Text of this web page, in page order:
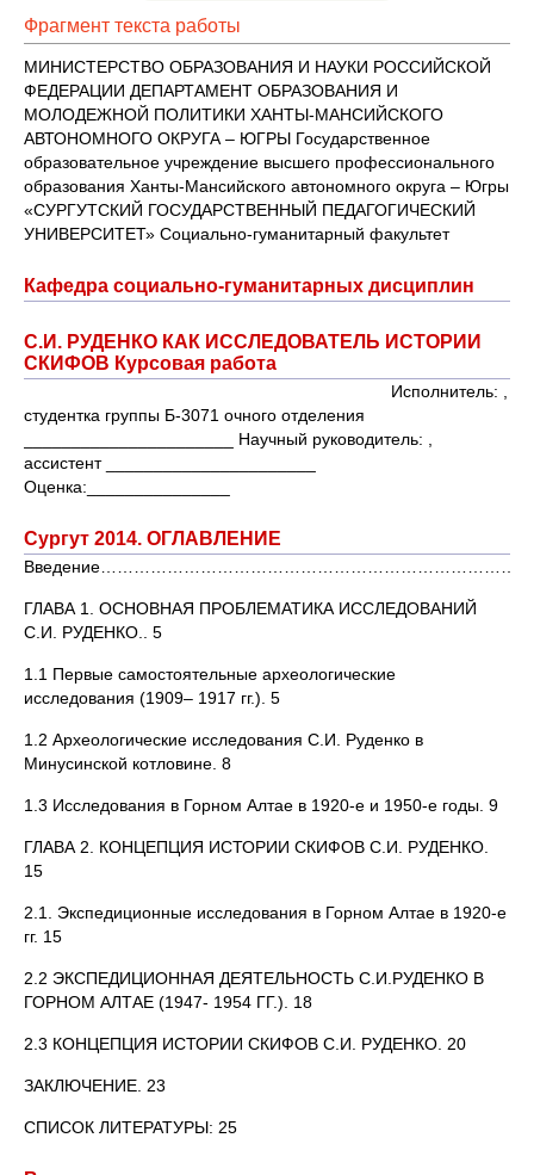
Фрагмент текста работы
МИНИСТЕРСТВО ОБРАЗОВАНИЯ И НАУКИ РОССИЙСКОЙ
ФЕДЕРАЦИИ ДЕПАРТАМЕНТ ОБРАЗОВАНИЯ И
МОЛОДЕЖНОЙ ПОЛИТИКИ ХАНТЫ-МАНСИЙСКОГО
АВТОНОМНОГО ОКРУГА – ЮГРЫ Государственное
образовательное учреждение высшего профессионального
образования Ханты-Мансийского автономного округа – Югры
«СУРГУТСКИЙ ГОСУДАРСТВЕННЫЙ ПЕДАГОГИЧЕСКИЙ
УНИВЕРСИТЕТ» Социально-гуманитарный факультет
Кафедра социально-гуманитарных дисциплин
С.И. РУДЕНКО КАК ИССЛЕДОВАТЕЛЬ ИСТОРИИ
СКИФОВ Курсовая работа
Исполнитель: ,
студентка группы Б-3071 очного отделения
______________________ Научный руководитель: ,
ассистент ______________________
Оценка:_______________
Сургут 2014. ОГЛАВЛЕНИЕ
ГЛАВА 1. ОСНОВНАЯ ПРОБЛЕМАТИКА ИССЛЕДОВАНИЙ
С.И. РУДЕНКО.. 5
1.1 Первые самостоятельные археологические
исследования (1909– 1917 гг.). 5
1.2 Археологические исследования С.И. Руденко в
Минусинской котловине. 8
1.3 Исследования в Горном Алтае в 1920-е и 1950-е годы. 9
ГЛАВА 2. КОНЦЕПЦИЯ ИСТОРИИ СКИФОВ С.И. РУДЕНКО.
15
2.1. Экспедиционные исследования в Горном Алтае в 1920-е
гг. 15
2.2 ЭКСПЕДИЦИОННАЯ ДЕЯТЕЛЬНОСТЬ С.И.РУДЕНКО В
ГОРНОМ АЛТАЕ (1947- 1954 ГГ.). 18
2.3 КОНЦЕПЦИЯ ИСТОРИИ СКИФОВ С.И. РУДЕНКО. 20
ЗАКЛЮЧЕНИЕ. 23
СПИСОК ЛИТЕРАТУРЫ: 25